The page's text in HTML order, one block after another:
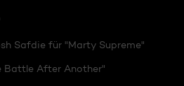
Safdie für "Marty Supreme"
Battle After Another"